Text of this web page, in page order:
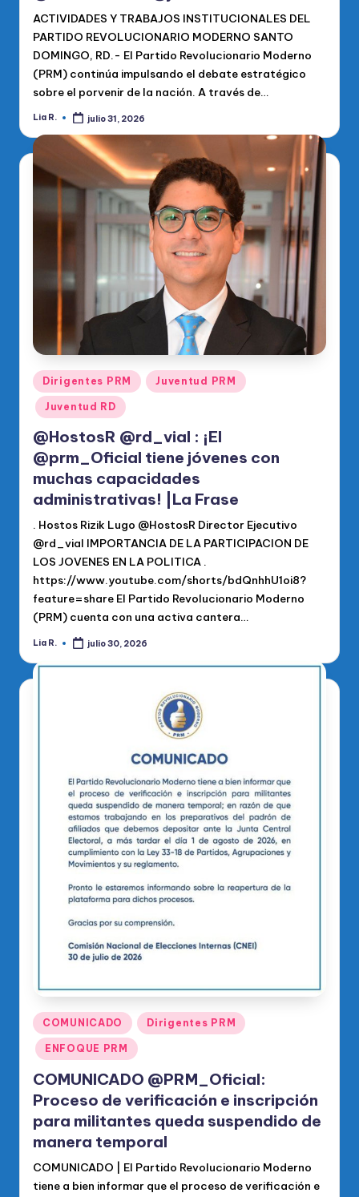
ACTIVIDADES Y TRABAJOS INSTITUCIONALES DEL
PARTIDO REVOLUCIONARIO MODERNO SANTO
DOMINGO, RD.- El Partido Revolucionario Moderno
(PRM) continúa impulsando el debate estratégico
sobre el porvenir de la nación. A través de…
Publicado
Lia R. julio 31, 2026
Publicado
en
Dirigentes PRM Juventud PRM
Juventud RD
@HostosR @rd_vial : ¡El
@prm_Oficial tiene jóvenes con
muchas capacidades
administrativas! |La Frase
. Hostos Rizik Lugo @HostosR Director Ejecutivo
@rd_vial IMPORTANCIA DE LA PARTICIPACION DE
LOS JOVENES EN LA POLITICA .
https://www.youtube.com/shorts/bdQnhhU1oi8?
feature=share El Partido Revolucionario Moderno
(PRM) cuenta con una activa cantera…
Publicado
Lia R. julio 30, 2026
Publicado
en
COMUNICADO Dirigentes PRM
ENFOQUE PRM
COMUNICADO @PRM_Oficial:
Proceso de verificación e inscripción
para militantes queda suspendido de
manera temporal
COMUNICADO | El Partido Revolucionario Moderno
tiene a bien informar que el proceso de verificación e